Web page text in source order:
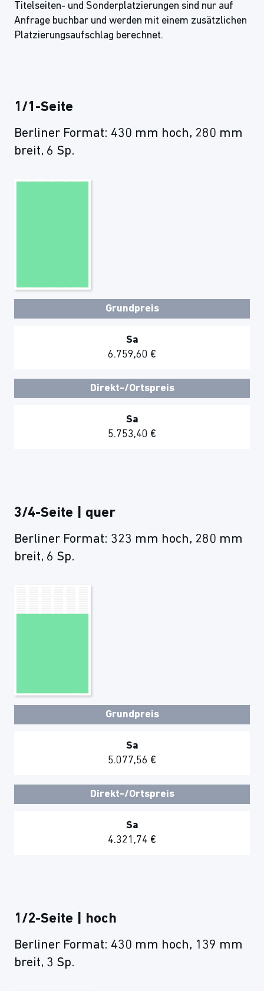
Titelseiten- und Sonderplatzierungen sind nur auf
Anfrage buchbar und werden mit einem zusätzlichen
Platzierungsaufschlag berechnet.
1/1-Seite
Berliner Format: 430 mm hoch, 280 mm
breit, 6 Sp.
Grundpreis
Sa
6.759,60 €
Direkt-/Ortspreis
Sa
5.753,40 €
3/4-Seite | quer
Berliner Format: 323 mm hoch, 280 mm
breit, 6 Sp.
Grundpreis
Sa
5.077,56 €
Direkt-/Ortspreis
Sa
4.321,74 €
1/2-Seite | hoch
Berliner Format: 430 mm hoch, 139 mm
breit, 3 Sp.